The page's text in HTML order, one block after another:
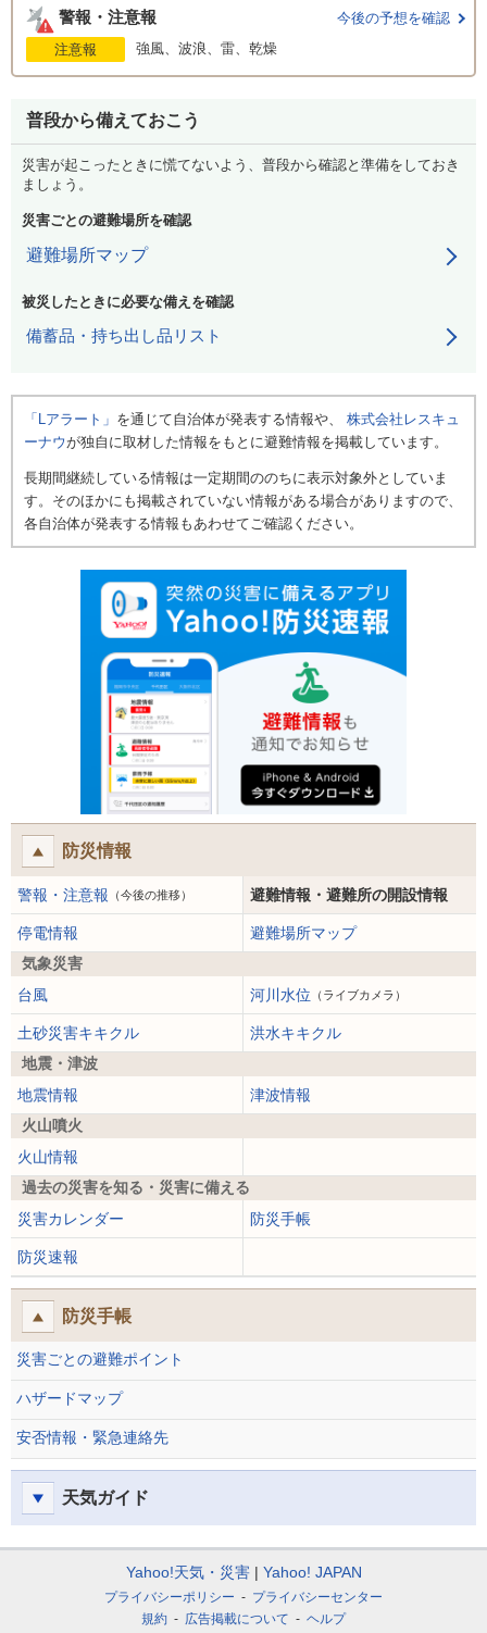
警報・注意報
今後の予想を確認
注意報
強風、波浪、雷、乾燥
普段から備えておこう
災害が起こったときに慌てないよう、普段から確認と準備をしておき
ましょう。
災害ごとの避難場所を確認
避難場所マップ
被災したときに必要な備えを確認
備蓄品・持ち出し品リスト
「Lアラート」 を通じて自治体が発表する情報や、 株式会社レスキュ
ーナウが独自に取材した情報をもとに避難情報を掲載しています。
長期間継続している情報は一定期間ののちに表示対象外としていま
す。そのほかにも掲載されていない情報がある場合がありますので、
各自治体が発表する情報もあわせてご確認ください。
防災情報
警報・注意報 （今後の推移） 避難情報・避難所の開設情報
停電情報
避難場所マップ
気象災害
台風
河川水位 （ライブカメラ）
土砂災害キキクル
洪水キキクル
地震・津波
地震情報
津波情報
火山噴火
火山情報
過去の災害を知る・災害に備える
災害カレンダー
防災手帳
防災速報
防災手帳
災害ごとの避難ポイント
ハザードマップ
安否情報・緊急連絡先
天気ガイド
Yahoo!天気・災害 Yahoo! JAPAN
プライバシーポリシー
プライバシーセンター
規約
広告掲載について ヘルプ